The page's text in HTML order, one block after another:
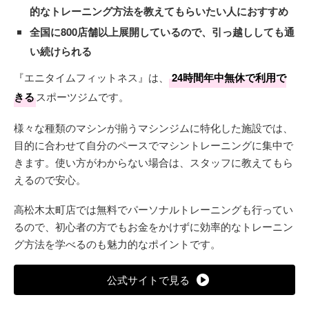
的なトレーニング方法を教えてもらいたい人におすすめ
全国に800店舗以上展開しているので、引っ越ししても通
い続けられる
『エニタイムフィットネス』は、
24時間年中無休で利用で
きるスポーツジムです。
様々な種類のマシンが揃うマシンジムに特化した施設では、
目的に合わせて自分のペースでマシントレーニングに集中で
きます。使い方がわからない場合は、スタッフに教えてもら
えるので安心。
高松木太町店では無料でパーソナルトレーニングも行ってい
るので、初心者の方でもお金をかけずに効率的なトレーニン
グ方法を学べるのも魅力的なポイントです。
公式サイトで見る